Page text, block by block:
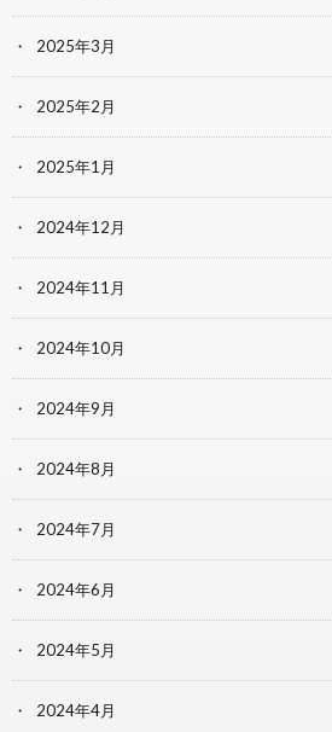
2025年3月
2025年2月
2025年1月
2024年12月
2024年11月
2024年10月
2024年9月
2024年8月
2024年7月
2024年6月
2024年5月
2024年4月